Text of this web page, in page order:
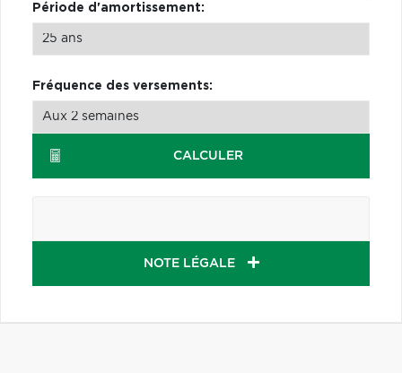
Période d'amortissement:
Fréquence des versements:
CALCULER
NOTE LÉGALE